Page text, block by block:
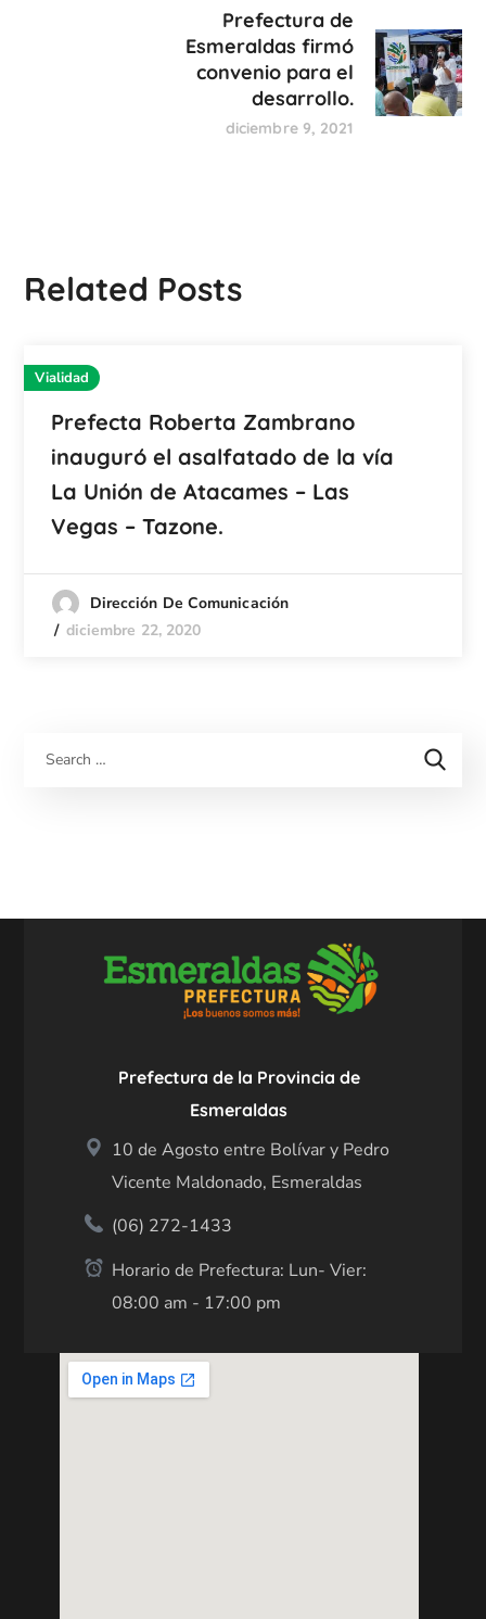
Prefectura de
Esmeraldas firmó
convenio para el
desarrollo.
diciembre 9, 2021
Related Posts
Vialidad
Prefecta Roberta Zambrano
inauguró el asalfatado de la vía
La Unión de Atacames – Las
Vegas – Tazone.
Dirección De Comunicación
diciembre 22, 2020
Prefectura de la Provincia de
Esmeraldas
10 de Agosto entre Bolívar y Pedro
Vicente Maldonado, Esmeraldas
(06) 272-1433
Horario de Prefectura: Lun- Vier:
08:00 am - 17:00 pm